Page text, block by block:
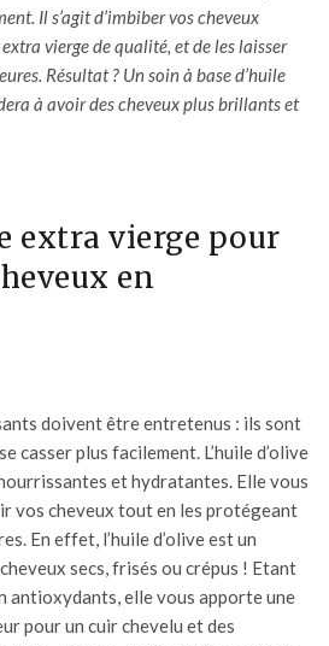
Il s’agit d’imbiber vos cheveux
vierge de qualité, et de les laisser
Résultat ? Un soin à base d’huile
à avoir des cheveux plus brillants et
extra vierge pour
en
doivent être entretenus : ils sont
casser plus facilement. L’huile d’olive
et hydratantes. Elle vous
vos cheveux tout en les protégeant
En effet, l’huile d’olive est un
secs, frisés ou crépus ! Etant
antioxydants, elle vous apporte une
pour un cuir chevelu et des